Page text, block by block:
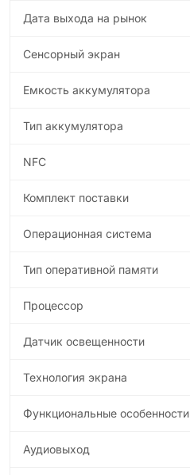
Дата выхода на рынок
Сенсорный экран
Емкость аккумулятора
Тип аккумулятора
NFC
Комплект поставки
Операционная система
Тип оперативной памяти
Процессор
Датчик освещенности
Технология экрана
Функциональные особенности
Аудиовыход